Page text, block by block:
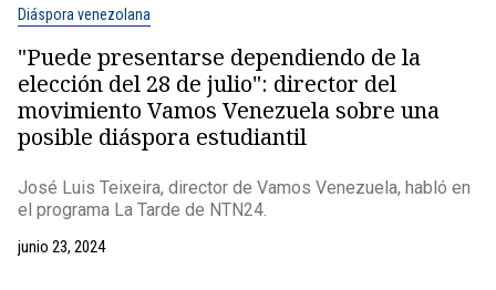
Diáspora venezolana
"Puede presentarse dependiendo de la
elección del 28 de julio": director del
movimiento Vamos Venezuela sobre una
posible diáspora estudiantil
José Luis Teixeira, director de Vamos Venezuela, habló en
el programa La Tarde de NTN24.
junio 23, 2024